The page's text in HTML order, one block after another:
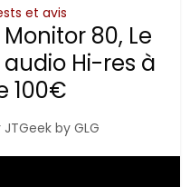
et avis
80, Le
Hi-res à
100€
JTGeek by GLG